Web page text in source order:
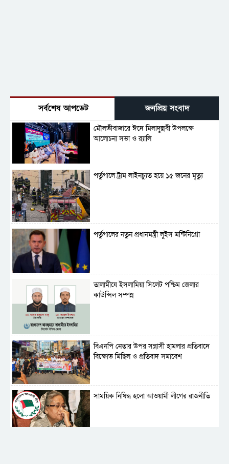
সর্বশেষ আপডেট জনপ্রিয় সংবাদ
মৌলভীবাজারে ঈদে মিলাদুন্নবী উপলক্ষে
আলোচনা সভা ও র‍্যালি
পর্তুগালে ট্রাম লাইনচ্যুত হয়ে ১৫ জনের মৃত্যু
পর্তুগালের নতুন প্রধানমন্ত্রী লুইস মন্টিনিগ্রো
‎তালামীযে ইসলামিয়া সিলেট পশ্চিম জেলার
কাউন্সিল সম্পন্ন
বিএনপি নেতার উপর সন্ত্রাসী হামলার প্রতিবাদে
বিক্ষোভ মিছিল ও প্রতিবাদ সমাবেশ
সাময়িক নিষিদ্ধ হলো আওয়ামী লীগের রাজনীতি